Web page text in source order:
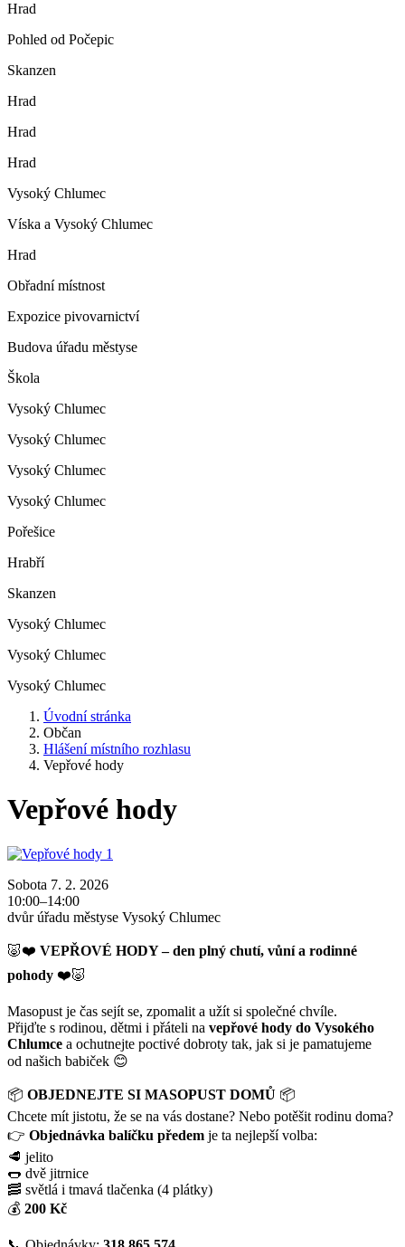
Hrad
Pohled od Počepic
Skanzen
Hrad
Hrad
Hrad
Vysoký Chlumec
Víska a Vysoký Chlumec
Hrad
Obřadní místnost
Expozice pivovarnictví
Budova úřadu městyse
Škola
Vysoký Chlumec
Vysoký Chlumec
Vysoký Chlumec
Vysoký Chlumec
Pořešice
Hrabří
Skanzen
Vysoký Chlumec
Vysoký Chlumec
Vysoký Chlumec
Úvodní stránka
Občan
Hlášení místního rozhlasu
Vepřové hody
Vepřové hody
Sobota 7. 2. 2026
10:00–14:00
dvůr úřadu městyse Vysoký Chlumec
🐷❤️ VEPŘOVÉ HODY – den plný chutí, vůní a rodinné
pohody ❤️🐷
Masopust je čas sejít se, zpomalit a užít si společné chvíle.
Přijďte s rodinou, dětmi i přáteli na vepřové hody do Vysokého
Chlumce a ochutnejte poctivé dobroty tak, jak si je pamatujeme
od našich babiček 😊
📦 OBJEDNEJTE SI MASOPUST DOMŮ 📦
Chcete mít jistotu, že se na vás dostane? Nebo potěšit rodinu doma?
👉 Objednávka balíčku předem je ta nejlepší volba:
🥩 jelito
🌭 dvě jitrnice
🥓 světlá i tmavá tlačenka (4 plátky)
💰 200 Kč